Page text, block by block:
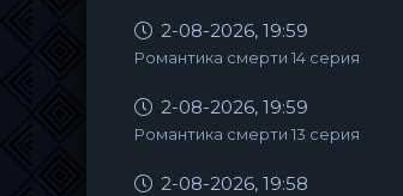
2-08-2026, 19:59
Романтика смерти 14 серия
2-08-2026, 19:59
Романтика смерти 13 серия
2-08-2026, 19:58